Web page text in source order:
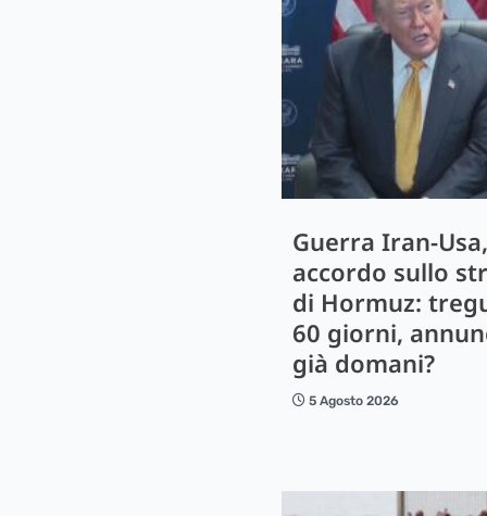
Guerra Iran-Usa,
accordo sullo
di Hormuz:
60 giorni,
già domani?
5 Agosto 2026